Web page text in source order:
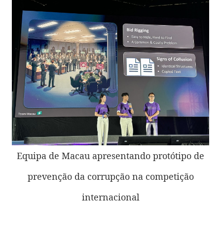
Equipa de Macau apresentando protótipo de
prevenção da corrupção na competição
internacional